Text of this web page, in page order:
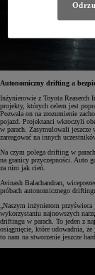
Autonomiczny drifting a
Inżynierowie z Toyota Reaserch
projekty, których celem jest
Pozwala on na zrozumienie
pojazd. Projektanci wkroczyli
w parach. Zasymulowali
zareagować na innych
Na czym polega drifting w
na granicy przyczepności. Auto
za nim jak cień.
Avinash Balachandran,
próbach autonomicznego
„Naszym inżynierom
wykorzystaniu najnowszych
driftingu w parach. To jeden z
osiągnięcie, które udowadnia,
to nam na stworzenie jeszcze